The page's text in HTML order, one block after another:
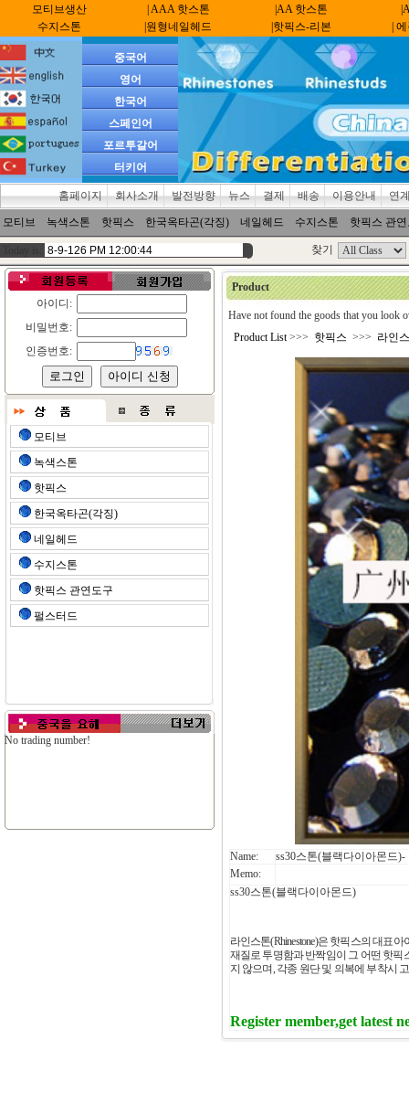
모티브생산 | AAA 핫스톤 |AA 핫스톤
수지스톤
|원형네일헤드 |핫픽스-리본 |
중국어
영어
한국어
스페인어
포르투갈어
터키어
홈페이지 회사소개 발전방향 뉴스 결제 배송 이용안내 연
모티브 녹색스톤 핫픽스 한국옥타곤(각징) 네일헤드 수지스톤 핫픽스 관
찾기
아이디:
비밀번호:
인증번호:
모티브
녹색스톤
핫픽스
한국옥타곤(각징)
네일헤드
수지스톤
핫픽스 관연도구
펄스터드
No trading number!
Product
Have not found the goods that you look
Product List>>> 핫픽스 >>> 라인
Name:
ss30스톤(블랙다이아몬드)-
Memo:
ss30스톤(블랙다이아몬드)
라인스톤(Rhinestone)은 핫픽스의 대표아
재질로 투명함과 반짝임이 그 어떤 핫픽
지 않으며, 각종 원단 및 의복에 부착시
Register member,get latest